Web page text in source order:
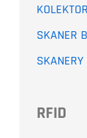
SKANER
RFID